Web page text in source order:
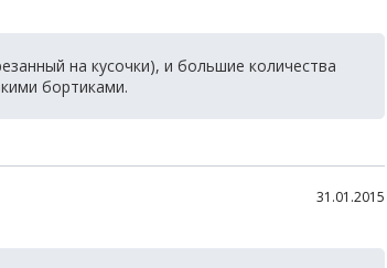
на кусочки), и большие количества
бортиками.
31.01.2015